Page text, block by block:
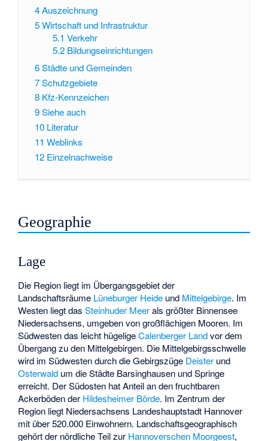
4Auszeichnung
5Wirtschaft und Infrastruktur
5.1 Verkehr
5.2 Bildungseinrichtungen
6Städte und Gemeinden
7Schutzgebiete
8 Kfz-Kennzeichen
9Siehe auch
10 Literatur
11 Weblinks
12 Einzelnachweise
Geographie
Lage
Die Region liegt im Übergangsgebiet der
Landschaftsräume Lüneburger Heide und Mittelgebirge. Im
Westen liegt dasSteinhuder Meerals größter Binnensee
Niedersachsens, umgeben von großflächigen Mooren. Im
Südwesten das leicht hügeligeCalenberger Landvor dem
Übergang zu den Mittelgebirgen. Die Mittelgebirgsschwelle
wird im Südwesten durch die Gebirgszüge Deister und
Osterwald um die Städte Barsinghausen und Springe
erreicht. Der Südosten hat Anteil an den fruchtbaren
Ackerböden der Hildesheimer Börde. Im Zentrum der
Region liegt Niedersachsens Landeshauptstadt Hannover
mit über 520.000 Einwohnern. Landschaftsgeographisch
gehört der nördliche Teil zur Hannoverschen Moorgeest,